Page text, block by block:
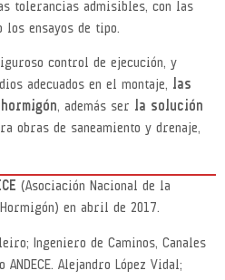
tolerancias admisibles, con las
los ensayos de tipo.
control de ejecución, y
adecuados en el montaje, las
, además ser la solución
obras de saneamiento y drenaje,
(Asociación Nacional de la
en abril de 2017.
Ingeniero de Caminos, Canales
Alejandro López Vidal;